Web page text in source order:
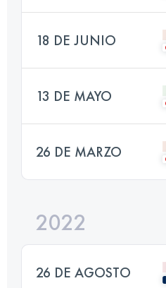
18 DE JUNIO
13 DE MAYO
26 DE MARZO
2022
26 DE AGOSTO